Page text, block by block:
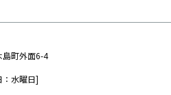
町外面6-4
：水曜日]